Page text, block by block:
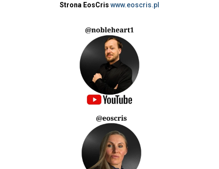
Strona EosCris www.eoscris.pl